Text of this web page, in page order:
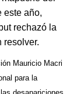
este año,
rechazó la
resolver.
Mauricio Macri
para la